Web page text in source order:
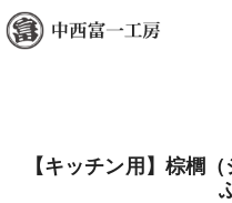
【キッチン用】棕櫚